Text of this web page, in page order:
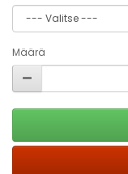
Määrä